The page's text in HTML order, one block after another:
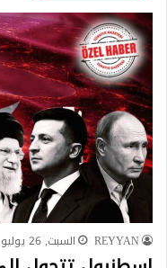
REYYAN السبت, 26 يوليو, 2025